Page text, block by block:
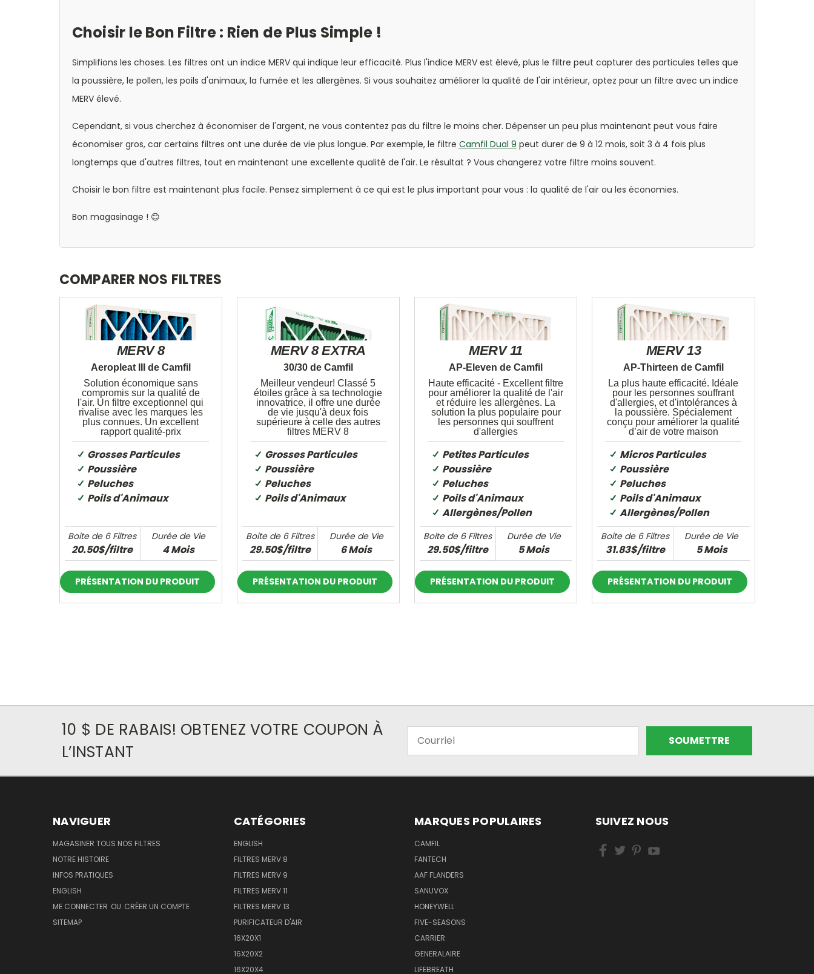
Choisir le Bon Filtre : Rien de Plus Simple !
Simplifions les choses. Les filtres ont un indice MERV qui indique leur efficacité. Plus l'indice MERV est élevé, plus le filtre peut capturer des particules telles que
la poussière, le pollen, les poils d'animaux, la fumée et les allergènes. Si vous souhaitez améliorer la qualité de l'air intérieur, optez pour un filtre avec un indice
MERV élevé.
Cependant, si vous cherchez à économiser de l'argent, ne vous contentez pas du filtre le moins cher. Dépenser un peu plus maintenant peut vous faire
économiser gros, car certains filtres ont une durée de vie plus longue. Par exemple, le filtre Camfil Dual 9 peut durer de 9 à 12 mois, soit 3 à 4 fois plus
longtemps que d'autres filtres, tout en maintenant une excellente qualité de l'air. Le résultat ? Vous changerez votre filtre moins souvent.
Choisir le bon filtre est maintenant plus facile. Pensez simplement à ce qui est le plus important pour vous : la qualité de l'air ou les économies.
Bon magasinage ! 😊
COMPARER NOS FILTRES
MERV 8
Aeropleat III de Camfil
Solution économique sans
compromis sur la qualité de
l'air. Un filtre exceptionnel qui
rivalise avec les marques les
plus connues. Un excellent
rapport qualité-prix
Grosses Particules
Poussière
Peluches
Poils d'Animaux
Boite de 6 Filtres
20.50$/filtre
Durée de Vie
4 Mois
MERV 8 EXTRA
30/30 de Camfil
Meilleur vendeur! Classé 5
étoiles grâce à sa technologie
innovatrice, il offre une durée
de vie jusqu'à deux fois
supérieure à celle des autres
filtres MERV 8
Grosses Particules
Poussière
Peluches
Poils d'Animaux
Boite de 6 Filtres
29.50$/filtre
Durée de Vie
6 Mois
MERV 11
AP-Eleven de Camfil
Haute efficacité - Excellent filtre
pour améliorer la qualité de l'air
et réduire les allergènes. La
solution la plus populaire pour
les personnes qui souffrent
d'allergies
Petites Particules
Poussière
Peluches
Poils d'Animaux
Allergènes/Pollen
Boite de 6 Filtres
29.50$/filtre
Durée de Vie
5 Mois
MERV 13
AP-Thirteen de Camfil
La plus haute efficacité. Idéale
pour les personnes souffrant
d'allergies, et d'intolérances à
la poussière. Spécialement
conçu pour améliorer la qualité
d’air de votre maison
Micros Particules
Poussière
Peluches
Poils d'Animaux
Allergènes/Pollen
Boite de 6 Filtres
31.83$/filtre
Durée de Vie
5 Mois
10 $ DE RABAIS! OBTENEZ VOTRE COUPON À
L’INSTANT
NAVIGUER
MAGASINER TOUS NOS FILTRES
NOTRE HISTOIRE
INFOS PRATIQUES
ENGLISH
ME CONNECTER OU CRÉER UN COMPTE
SITEMAP
CATÉGORIES
ENGLISH
FILTRES MERV 8
FILTRES MERV 9
FILTRES MERV 11
FILTRES MERV 13
PURIFICATEUR D'AIR
16X20X1
16X20X2
16X20X4
MARQUES POPULAIRES
CAMFIL
FANTECH
AAF FLANDERS
SANUVOX
HONEYWELL
FIVE-SEASONS
CARRIER
GENERALAIRE
LIFEBREATH
SUIVEZ NOUS